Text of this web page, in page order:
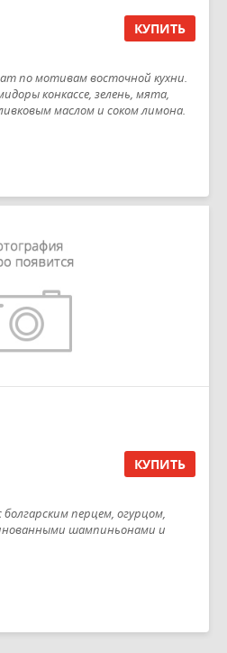
КУПИТЬ
по мотивам восточной кухни.
конкассе, зелень, мята,
маслом и соком лимона.
КУПИТЬ
перцем, огурцом,
шампиньонами и